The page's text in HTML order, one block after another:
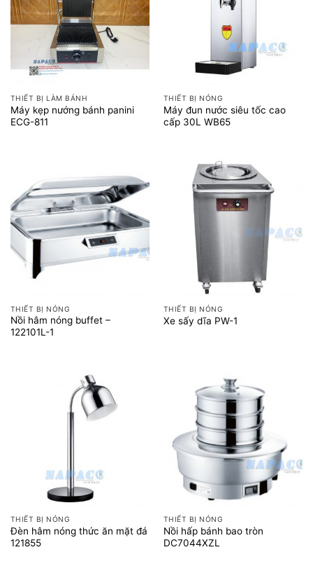
THIẾT BỊ LÀM BÁNH
Máy kẹp nướng bánh panini
ECG-811
THIẾT BỊ NÓNG
Máy đun nước siêu tốc cao
cấp 30L WB65
THIẾT BỊ NÓNG
Nồi hâm nóng buffet –
122101L-1
THIẾT BỊ NÓNG
Xe sấy dĩa PW-1
THIẾT BỊ NÓNG
Đèn hâm nóng thức ăn mặt đá
121855
THIẾT BỊ NÓNG
Nồi hấp bánh bao tròn
DC7044XZL